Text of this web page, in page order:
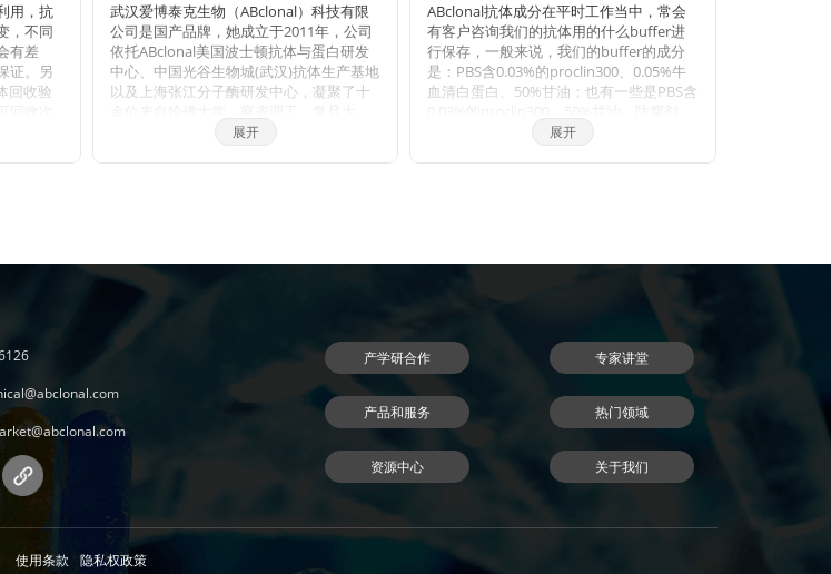
用，抗
，不同
有差
证。另
回收验
复使
来确
武汉爱博泰克生物（ABclonal）科技有限
公司是国产品牌，她成立于2011年，公司
依托ABclonal美国波士顿抗体与蛋白研发
中心、中国光谷生物城(武汉)抗体生产基地
以及上海张江分子酶研发中心，凝聚了十
学、上海交大、中科院生化细胞所和武汉
大学的全球知名分子和免疫学方面博士，
克隆抗体、兔单克隆抗体的生产研发平
台，同时也有包括WB,IHC,IF,IP,CHIP在内
行了严格的检测。当然，我们部分直销地
区也可以帮客户代购进口品牌的产品。同
时也有抗体定制服务。ABclonal抗体优
势：1，严自检，保质量；2产品多，指标
全；3，价格低，货期短。注：ABclonal抗
体价格体系详情见附件
展开
ABclonal抗体成分在平时工作当中，常会
有客户咨询我们的抗体用的什么buffer进
行保存，一般来说，我们的buffer的成分
是：PBS含0.03%的proclin300、0.05%牛
血清白蛋白、50%甘油；也有一些是PBS含
Proclin 300活性成分主要是2-甲基-4-异噻
唑啉-3-酮（MCI）和5-氯-2-甲基-4-异噻唑
展开
产学研合作 专家讲堂
产品和服务 热门领域
资源中心 关于我们
使用条款
隐私权政策